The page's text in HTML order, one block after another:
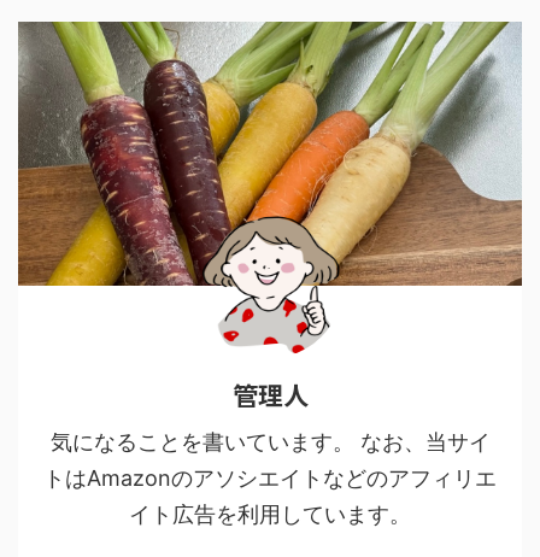
管理人
気になることを書いています。 なお、当サイ
トはAmazonのアソシエイトなどのアフィリエ
イト広告を利用しています。